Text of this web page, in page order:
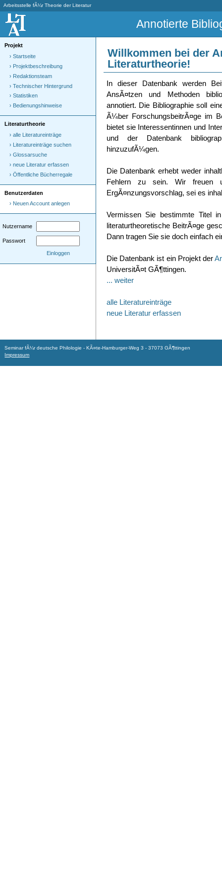
Arbeitsstelle fÃ¼r Theorie der Literatur
Annotierte
Projekt
› Startseite
› Projektbeschreibung
› Redaktionsteam
› Technischer Hintergrund
› Statistiken
› Bedienungshinweise
Literaturtheorie
› alle Literatureinträge
› Literatureinträge suchen
› Glossarsuche
› neue Literatur erfassen
› Öffentliche Bücherregale
Benutzerdaten
› Neuen Account anlegen
Nutzername
Passwort
Einloggen
Willkommen bei der
Literaturtheorie!
In dieser Datenbank werden
AnsÃ¤tzen und Methoden
annotiert. Die Bibliographie soll
Ã¼ber ForschungsbeitrÃ¤ge im
bietet sie Interessentinnen und
und der Datenbank
hinzuzufÃ¼gen.
Die Datenbank erhebt weder
Fehlern zu sein. Wir freuen
ErgÃ¤nzungsvorschlag, sei es
Vermissen Sie bestimmte Titel
literaturtheoretische BeitrÃ¤ge
Dann tragen Sie sie doch einfach
Die Datenbank ist ein Projekt der
UniversitÃ¤t GÃ¶ttingen.
... weiter
alle Literatureinträge
neue Literatur erfassen
Seminar fÃ¼r deutsche Philologie - KÃ¤te-Hamburger-Weg 3 - 37073 GÃ¶ttingen
Impressum